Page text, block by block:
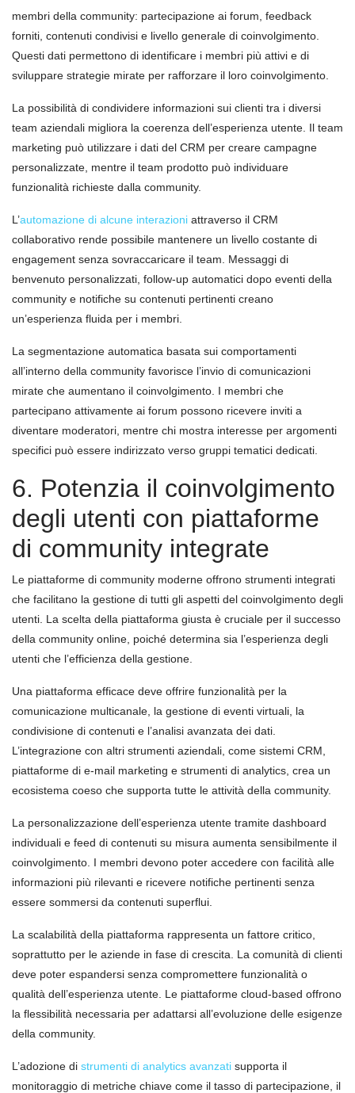
membri della community: partecipazione ai forum, feedback
forniti, contenuti condivisi e livello generale di coinvolgimento.
Questi dati permettono di identificare i membri più attivi e di
sviluppare strategie mirate per rafforzare il loro coinvolgimento.
La possibilità di condividere informazioni sui clienti tra i diversi
team aziendali migliora la coerenza dell’esperienza utente. Il team
marketing può utilizzare i dati del CRM per creare campagne
personalizzate, mentre il team prodotto può individuare
funzionalità richieste dalla community.
L’automazione di alcune interazioni attraverso il CRM
collaborativo rende possibile mantenere un livello costante di
engagement senza sovraccaricare il team. Messaggi di
benvenuto personalizzati, follow-up automatici dopo eventi della
community e notifiche su contenuti pertinenti creano
un’esperienza fluida per i membri.
La segmentazione automatica basata sui comportamenti
all’interno della community favorisce l’invio di comunicazioni
mirate che aumentano il coinvolgimento. I membri che
partecipano attivamente ai forum possono ricevere inviti a
diventare moderatori, mentre chi mostra interesse per argomenti
specifici può essere indirizzato verso gruppi tematici dedicati.
6. Potenzia il coinvolgimento
degli utenti con piattaforme
di community integrate
Le piattaforme di community moderne offrono strumenti integrati
che facilitano la gestione di tutti gli aspetti del coinvolgimento degli
utenti. La scelta della piattaforma giusta è cruciale per il successo
della community online, poiché determina sia l’esperienza degli
utenti che l’efficienza della gestione.
Una piattaforma efficace deve offrire funzionalità per la
comunicazione multicanale, la gestione di eventi virtuali, la
condivisione di contenuti e l’analisi avanzata dei dati.
L’integrazione con altri strumenti aziendali, come sistemi CRM,
piattaforme di e-mail marketing e strumenti di analytics, crea un
ecosistema coeso che supporta tutte le attività della community.
La personalizzazione dell’esperienza utente tramite dashboard
individuali e feed di contenuti su misura aumenta sensibilmente il
coinvolgimento. I membri devono poter accedere con facilità alle
informazioni più rilevanti e ricevere notifiche pertinenti senza
essere sommersi da contenuti superflui.
La scalabilità della piattaforma rappresenta un fattore critico,
soprattutto per le aziende in fase di crescita. La comunità di clienti
deve poter espandersi senza compromettere funzionalità o
qualità dell’esperienza utente. Le piattaforme cloud-based offrono
la flessibilità necessaria per adattarsi all’evoluzione delle esigenze
della community.
L’adozione di strumenti di analytics avanzati supporta il
monitoraggio di metriche chiave come il tasso di partecipazione, il